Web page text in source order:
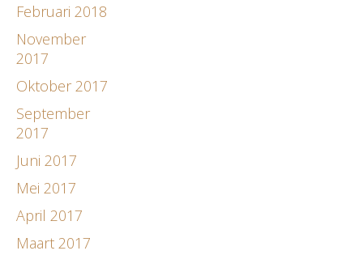
Februari 2018
November
2017
Oktober 2017
September
2017
Juni 2017
Mei 2017
April 2017
Maart 2017